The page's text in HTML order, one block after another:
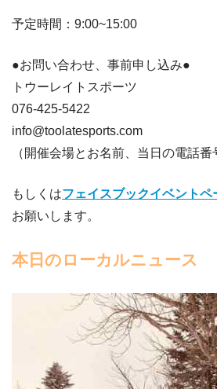
予定時間：9:00~15:00
●お問い合わせ、事前申し込み●
トウーレイトスポーツ
076-425-5422
info@toolatesports.com
（開催会場とお名前、当日の電話番
もしくはフェイスブックイベントペ
お願いします。
本日のローカルニュース